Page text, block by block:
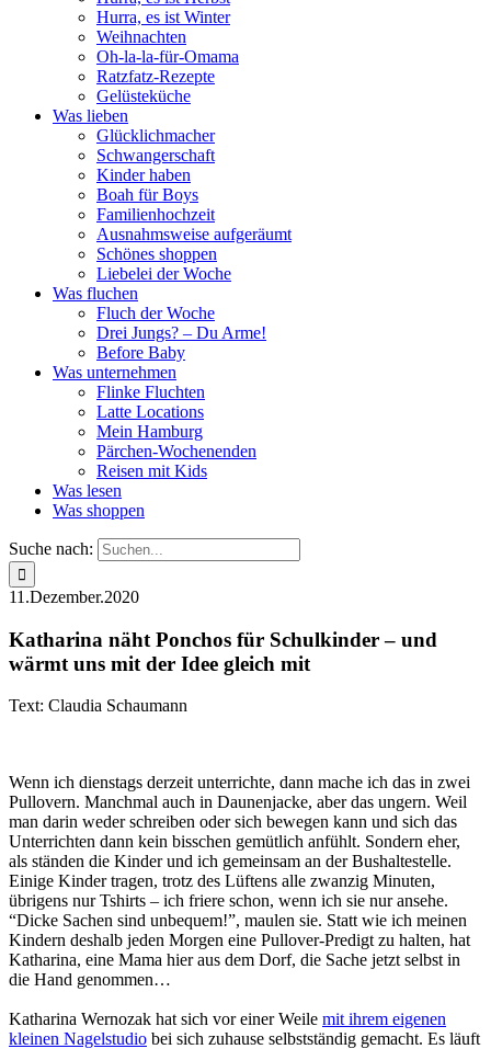
Hurra, es ist Winter
Weihnachten
Oh-la-la-für-Omama
Ratzfatz-Rezepte
Gelüsteküche
Was lieben
Glücklichmacher
Schwangerschaft
Kinder haben
Boah für Boys
Familienhochzeit
Ausnahmsweise aufgeräumt
Schönes shoppen
Liebelei der Woche
Was fluchen
Fluch der Woche
Drei Jungs? – Du Arme!
Before Baby
Was unternehmen
Flinke Fluchten
Latte Locations
Mein Hamburg
Pärchen-Wochenenden
Reisen mit Kids
Was lesen
Was shoppen
Suche nach:
11.Dezember.2020
Katharina näht Ponchos für Schulkinder – und
wärmt uns mit der Idee gleich mit
Text: Claudia Schaumann
Wenn ich dienstags derzeit unterrichte, dann mache ich das in zwei
Pullovern. Manchmal auch in Daunenjacke, aber das ungern. Weil
man darin weder schreiben oder sich bewegen kann und sich das
Unterrichten dann kein bisschen gemütlich anfühlt. Sondern eher,
als ständen die Kinder und ich gemeinsam an der Bushaltestelle.
Einige Kinder tragen, trotz des Lüftens alle zwanzig Minuten,
übrigens nur Tshirts – ich friere schon, wenn ich sie nur ansehe.
“Dicke Sachen sind unbequem!”, maulen sie. Statt wie ich meinen
Kindern deshalb jeden Morgen eine Pullover-Predigt zu halten, hat
Katharina, eine Mama hier aus dem Dorf, die Sache jetzt selbst in
die Hand genommen…
Katharina Wernozak hat sich vor einer Weile mit ihrem eigenen
kleinen Nagelstudio bei sich zuhause selbstständig gemacht. Es läuft